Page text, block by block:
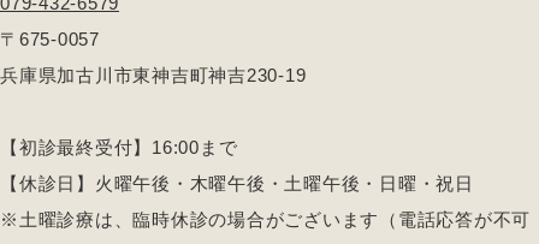
〒675-0057
兵庫県加古川市東神吉町神吉230-19
【初診最終受付】16:00まで
【休診日】火曜午後・木曜午後・土曜午後・日曜・祝日
※土曜診療は、臨時休診の場合がございます（電話応答が不可